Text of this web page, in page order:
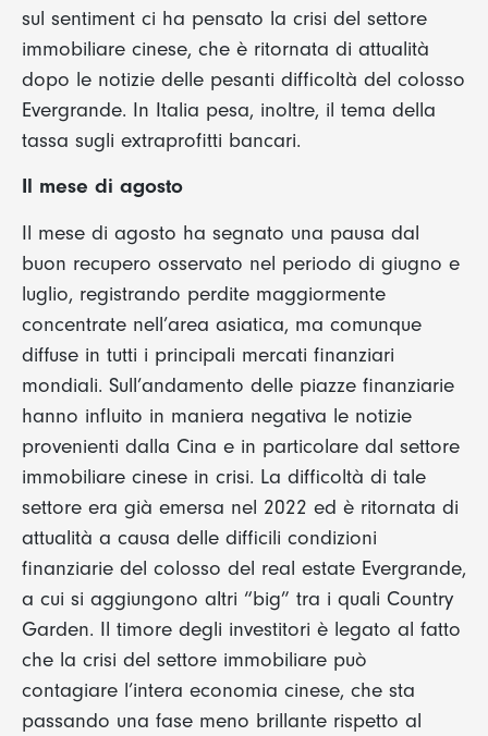
sul sentiment ci ha pensato la crisi del settore
immobiliare cinese, che è ritornata di attualità
dopo le notizie delle pesanti difficoltà del colosso
Evergrande. In Italia pesa, inoltre, il tema della
tassa sugli extraprofitti bancari.
Il mese di agosto
Il mese di agosto ha segnato una pausa dal
buon recupero osservato nel periodo di giugno e
luglio, registrando perdite maggiormente
concentrate nell’area asiatica, ma comunque
diffuse in tutti i principali mercati finanziari
mondiali. Sull’andamento delle piazze finanziarie
hanno influito in maniera negativa le notizie
provenienti dalla Cina e in particolare dal settore
immobiliare cinese in crisi. La difficoltà di tale
settore era già emersa nel 2022 ed è ritornata di
attualità a causa delle difficili condizioni
finanziarie del colosso del real estate Evergrande,
a cui si aggiungono altri “big” tra i quali Country
Garden. Il timore degli investitori è legato al fatto
che la crisi del settore immobiliare può
contagiare l’intera economia cinese, che sta
passando una fase meno brillante rispetto al